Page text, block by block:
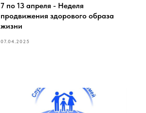
7 по 13 апреля - Неделя
продвижения здорового образа
жизни
07.04.2025